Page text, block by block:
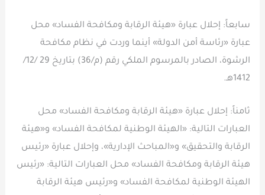
سابعاً: إحلال عبارة «هيئة الرقابة ومكافحة الفساد» محل
عبارة «رئاسة أمن الدولة» أينما وردت في نظام مكافحة
الرشوة، الصادر بالمرسوم الملكي رقم (م/36) بتاريخ 29 /12/
1412هـ.
ثامناً: إحلال عبارة «هيئة الرقابة ومكافحة الفساد» محل
العبارات التالية: «الهيئة الوطنية لمكافحة الفساد» و«هيئة
الرقابة والتحقيق» و«المباحث الإدارية»، وإحلال عبارة «رئيس
هيئة الرقابة ومكافحة الفساد» محل العبارات التالية: «رئيس
الهيئة الوطنية لمكافحة الفساد» و«رئيس هيئة الرقابة